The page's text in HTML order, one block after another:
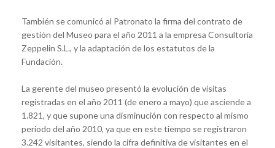
También se comunicó al Patronato la firma del contrato de
gestión del Museo para el año 2011 a la empresa Consultoría
Zeppelin S.L., y la adaptación de los estatutos de la
Fundación.
La gerente del museo presentó la evolución de visitas
registradas en el año 2011 (de enero a mayo) que asciende a
1.821, y que supone una disminución con respecto al mismo
periodo del año 2010, ya que en este tiempo se registraron
3.242 visitantes, siendo la cifra definitiva de visitantes en el